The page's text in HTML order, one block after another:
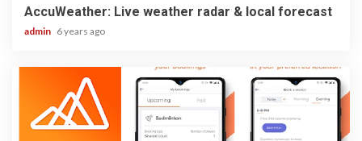
AccuWeather: Live weather radar & local forecast
admin 6 years ago